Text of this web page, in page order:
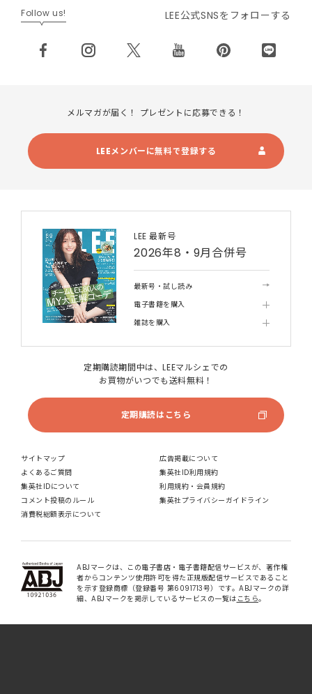
Follow us! LEE公式SNSをフォローする
メルマガが届く！ プレゼントに応募できる！
LEEメンバーに無料で登録する
LEE 最新号
2026年8・9月合併号
最新号・試し読み
電子書籍を購入
雑誌を購入
定期購読期間中は、LEEマルシェでの
お買物がいつでも送料無料！
定期購読はこちら
サイトマップ
広告掲載について
よくあるご質問
集英社ID利用規約
集英社IDについて
利用規約・会員規約
コメント投稿のルール
集英社プライバシーガイドライン
消費税総額表示について
ABJマークは、この電子書店・電子書籍配信サービスが、著作権
者からコンテンツ使用許可を得た正規版配信サービスであること
を示す登録商標（登録番号 第6091713号）です。ABJマークの詳
細、ABJマークを掲示しているサービスの一覧は こちら。